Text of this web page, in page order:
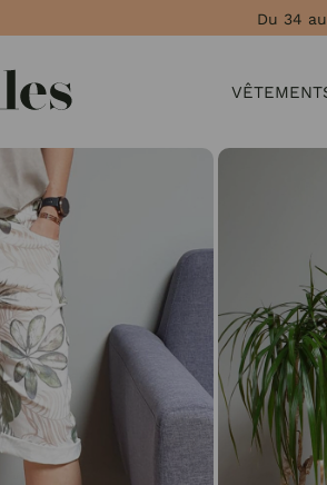
Du 34